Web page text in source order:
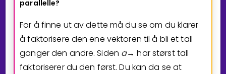
parallelle?
For å finne ut av dette må du se om du klarer
å faktorisere den ene vektoren til å bli et tall
ganger den andre. Siden a→ har størst tall
faktoriserer du den først. Du kan da se at